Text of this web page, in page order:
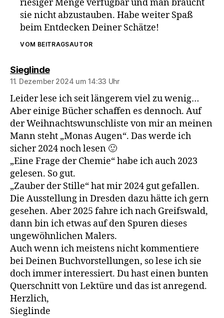
riesiger Menge verfügbar und man braucht
sie nicht abzustauben. Habe weiter Spaß
beim Entdecken Deiner Schätze!
VOM BEITRAGSAUTOR
Sieglindesagt:
11. Dezember 2024 um 14:33 Uhr
Leider lese ich seit längerem viel zu wenig…
Aber einige Bücher schaffen es dennoch. Auf
der Weihnachtswunschliste von mir an meinen
Mann steht „Monas Augen“. Das werde ich
sicher 2024 noch lesen 🙂
„Eine Frage der Chemie“ habe ich auch 2023
gelesen. So gut.
„Zauber der Stille“ hat mir 2024 gut gefallen.
Die Ausstellung in Dresden dazu hätte ich gern
gesehen. Aber 2025 fahre ich nach Greifswald,
dann bin ich etwas auf den Spuren dieses
ungewöhnlichen Malers.
Auch wenn ich meistens nicht kommentiere
bei Deinen Buchvorstellungen, so lese ich sie
doch immer interessiert. Du hast einen bunten
Querschnitt von Lektüre und das ist anregend.
Herzlich,
Sieglinde